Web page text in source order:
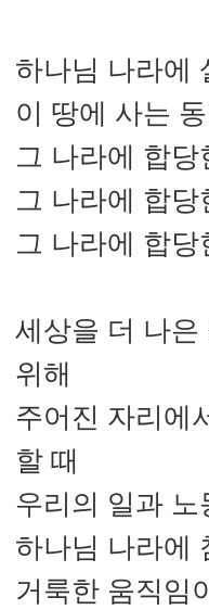
하나님 나라에
이 땅에 사는
그 나라에 합당
그 나라에 합당
그 나라에 합
세상을 더 나은
위해
주어진 자리에
할 때
우리의 일과 노
하나님 나라에
거룩한 움직임